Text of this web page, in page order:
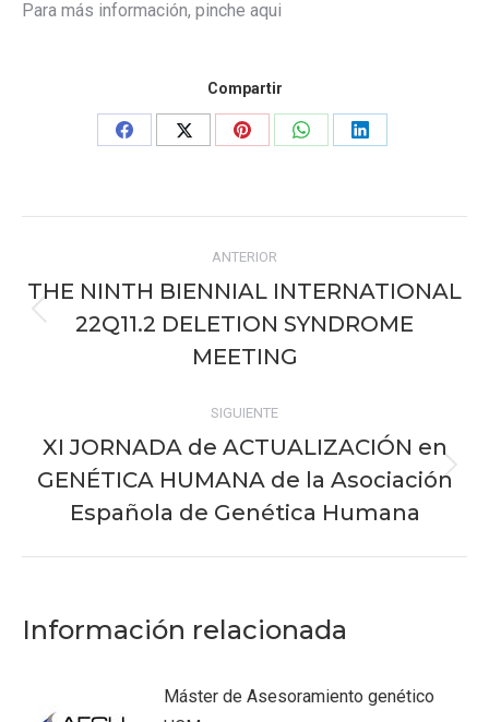
Para más información, pinche aqui
Compartir
Share
Share
Share
Share
Share
entre
publicaciones
ANTERIOR
Publicación
anterior:
THE NINTH BIENNIAL INTERNATIONAL
22Q11.2 DELETION SYNDROME
MEETING
SIGUIENTE
Publicación
siguiente:
XI JORNADA de ACTUALIZACIÓN en
GENÉTICA HUMANA de la Asociación
Española de Genética Humana
Información relacionada
Máster de Asesoramiento genético